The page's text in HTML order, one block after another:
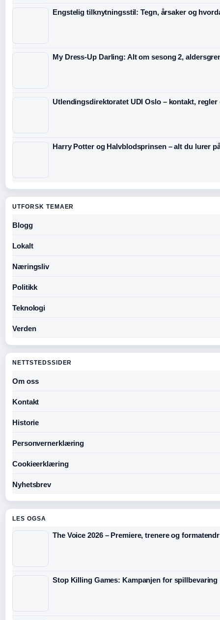
Engstelig tilknytningsstil: Tegn, årsaker og
My Dress-Up Darling: Alt om sesong 2,
Utlendingsdirektoratet UDI Oslo – kontakt,
Harry Potter og Halvblodsprinsen – alt du lurer
UTFORSK TEMAER
Blogg
Lokalt
Næringsliv
Politikk
Teknologi
Verden
NETTSTEDSSIDER
Om oss
Kontakt
Historie
Personvernerklæring
Cookieerklæring
Nyhetsbrev
LES OGSA
The Voice 2026 – Premiere, trenere og
Stop Killing Games: Kampanjen for spillbevaring